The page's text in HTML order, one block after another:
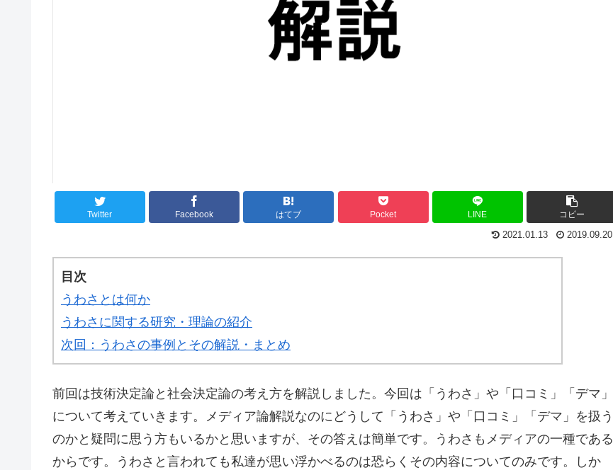
Twitter Facebook はてブ Pocket LINE コピー
2021.01.13 2019.09.20
目次
うわさとは何か
うわさに関する研究・理論の紹介
次回：うわさの事例とその解説・まとめ
前回は技術決定論と社会決定論の考え方を解説しました。今回は「うわさ」や「口コミ」「デマ」
について考えていきます。メディア論解説なのにどうして「うわさ」や「口コミ」「デマ」を扱う
のかと疑問に思う方もいるかと思いますが、その答えは簡単です。うわさもメディアの一種である
からです。うわさと言われても私達が思い浮かべるのは恐らくその内容についてのみです。しか